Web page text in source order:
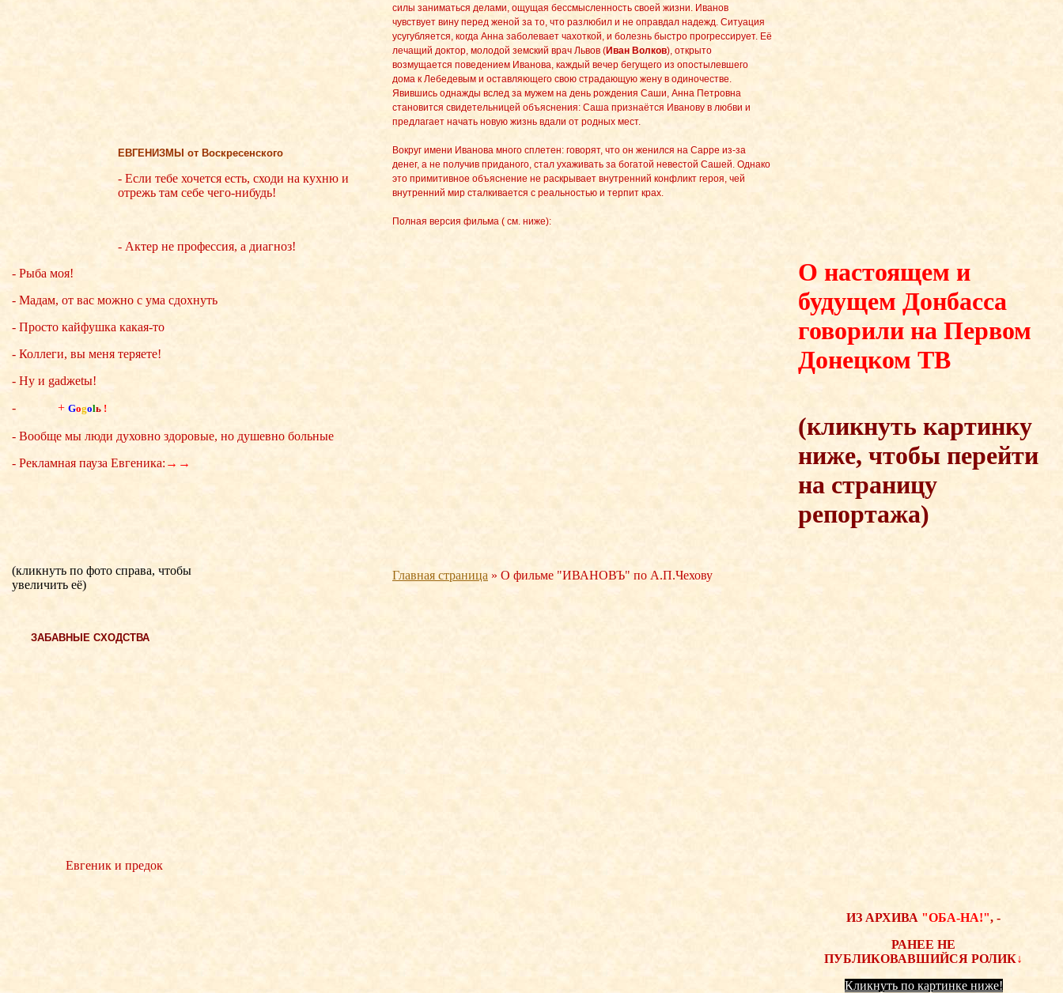
ЕВГЕНИЗМЫ от Воскресенского
- Если тебе хочется есть, сходи на кухню и
отрежь там себе чего-нибудь!
- Актер не профессия, а диагноз!
- Рыба моя!
- Мадам, от вас можно с ума сдохнуть
- Просто кайфушка какая-то
- Коллеги, вы меня теряете!
- Ну и gadжеtы!
-
+ Gogolь !
- Вообще мы люди духовно здоровые, но душевно больные
- Рекламная пауза Евгеника: →→
(кликнуть по фото справа, чтобы
увеличить её)
ЗАБАВНЫЕ СХОДСТВА
Евгеник и предок
силы заниматься делами, ощущая бессмысленность своей жизни. Иванов
чувствует вину перед женой за то, что разлюбил и не оправдал надежд. Ситуация
усугубляется, когда Анна заболевает чахоткой, и болезнь быстро прогрессирует. Её
лечащий доктор, молодой земский врач Львов (Иван Волков), открыто
возмущается поведением Иванова, каждый вечер бегущего из опостылевшего
дома к Лебедевым и оставляющего свою страдающую жену в одиночестве.
Явившись однажды вслед за мужем на день рождения Саши, Анна Петровна
становится свидетельницей объяснения: Саша признаётся Иванову в любви и
предлагает начать новую жизнь вдали от родных мест.
Вокруг имени Иванова много сплетен: говорят, что он женился на Сарре из-за
денег, а не получив приданого, стал ухаживать за богатой невестой Сашей. Однако
это примитивное объяснение не раскрывает внутренний конфликт героя, чей
внутренний мир сталкивается с реальностью и терпит крах.
Полная версия фильма ( см. ниже):
Главная страница » О фильме "ИВАНОВЪ" по А.П.Чехову
О настоящем и
будущем Донбасса
говорили на Первом
Донецком ТВ
(кликнуть картинку
ниже, чтобы перейти
на страницу
репортажа)
ИЗ АРХИВА "ОБА-НА!", -
РАНЕЕ НЕ
ПУБЛИКОВАВШИЙСЯ РОЛИК↓
Кликнуть по картинке ниже!